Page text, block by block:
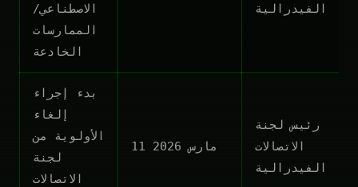
الاصطناعي/
الممارسات
الخادعة
الفيدرالية
بدء إجراء
إلغاء
الأولوية من
لجنة
الاتصالات
11 مارس 2026
رئيس لجنة
الاتصالات
الفيدرالية